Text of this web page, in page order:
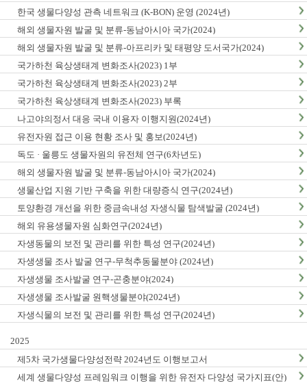
년)
한국 생물다양성 관측 네트워크 (K-BON) 운영 (2024년)
해외 생물자원 발굴 및 분류-동남아시아 국가(2024)
해외 생물자원 발굴 및 분류-아프리카 및 태평양 도서국가(2024)
국가하천 육상생태계 변화조사(2023) 1부
국가하천 육상생태계 변화조사(2023) 2부
국가하천 육상생태계 변화조사(2023) 부록
나고야의정서 대응 국내 이용자 이행지원(2024년)
유전자원 접근 이용 현황 조사 및 홍보(2024년)
독도 · 울릉도 생물자원의 유전체 연구(6차년도)
해외 생물자원 발굴 및 분류-동남아시아 국가(2024)
생물산업 지원 기반 구축을 위한 대량증식 연구(2024년)
토양환경 개선을 위한 중금속내성 자생식물 탐색발굴 (2024년)
해외 유용생물자원 심화연구(2024년)
자생동물의 보전 및 관리를 위한 특성 연구(2024년)
자생생물 조사 발굴 연구-무척추동물분야 (2024년)
자생생물 조사발굴 연구-곤충분야(2024)
자생생물 조사발굴 원핵생물분야(2024년)
자생식물의 보전 및 관리를 위한 특성 연구(2024년)
2025
제5차 국가생물다양성전략 2024년도 이행보고서
세계 생물다양성 프레임워크 이행을 위한 유전자 다양성 국가지표(안)